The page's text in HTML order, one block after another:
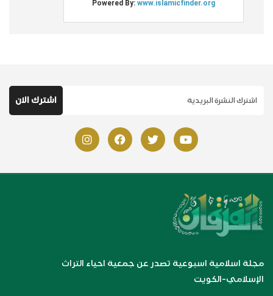
مجلة اسلامية اسبوعية تصدر عن جمعية احياء التراث
الإسلامي-الكويت